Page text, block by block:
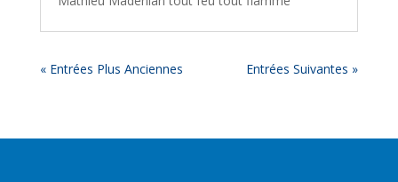
« Entrées Plus Anciennes Entrées Suivantes »